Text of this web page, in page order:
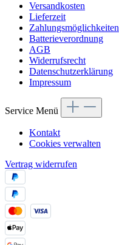
Versandkosten
Lieferzeit
Zahlungsmöglichkeiten
Batterieverordnung
AGB
Widerrufsrecht
Datenschutzerklärung
Impressum
Service Menü
Kontakt
Cookies verwalten
Vertrag widerrufen